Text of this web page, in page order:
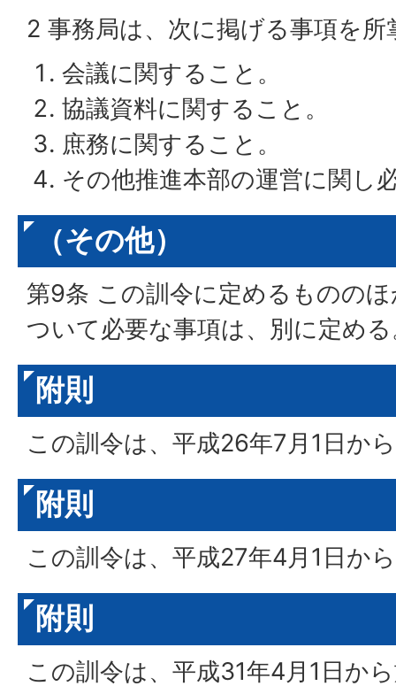
2 事務局は、次に掲げる事項を所
会議に関すること。
協議資料に関すること。
庶務に関すること。
その他推進本部の運営に関し
（その他）
第9条 この訓令に定めるものの
ついて必要な事項は、別に定め
附則
この訓令は、平成26年7月1日か
附則
この訓令は、平成27年4月1日か
附則
この訓令は、平成31年4月1日か